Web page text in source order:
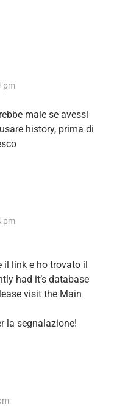
pm
male se avessi
history, prima di
pm
il link e ho trovato il
had it’s database
visit the Main
la segnalazione!